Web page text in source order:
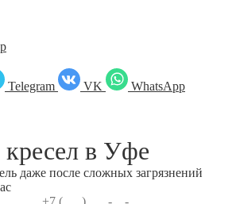
Telegram VK
WhatsApp
в Уфе
даже после сложных загрязнений